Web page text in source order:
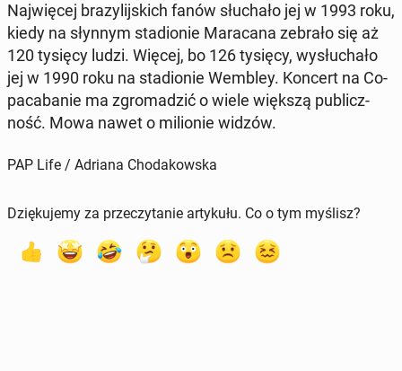
Naj­wię­cej bra­zy­lij­skich fanów słu­cha­ło jej w 1993 roku,
kiedy na słynnym sta­dio­nie Ma­ra­ca­na zebrało się aż
120 tysięcy ludzi. Więcej, bo 126 tysięcy, wy­słu­cha­ło
jej w 1990 roku na sta­dio­nie Wembley. Koncert na Co­
pa­ca­ba­nie ma zgro­ma­dzić o wiele większą pu­blicz­
ność. Mowa nawet o mi­lio­nie widzów.
PAP Life / Adriana Chodakowska
Dziękujemy za przeczytanie artykułu. Co o tym myślisz?